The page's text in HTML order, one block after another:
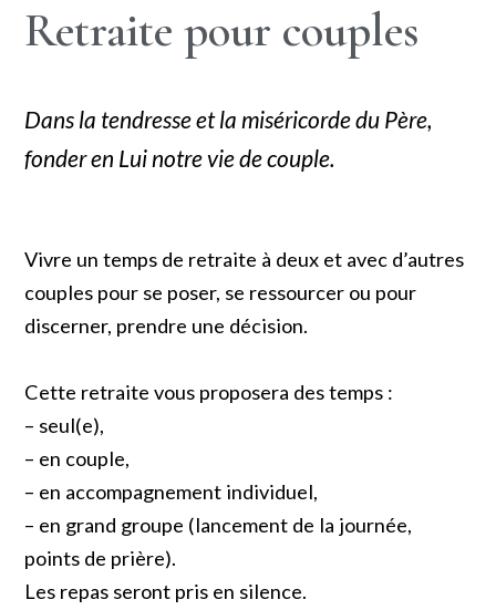
Retraite pour couples
Dans la tendresse et la miséricorde du Père,
fonder en Lui notre vie de couple.
Vivre un temps de retraite à deux et avec d’autres
couples pour se poser, se ressourcer ou pour
discerner, prendre une décision.
Cette retraite vous proposera des temps :
– seul(e),
– en couple,
– en accompagnement individuel,
– en grand groupe (lancement de la journée,
points de prière).
Les repas seront pris en silence.